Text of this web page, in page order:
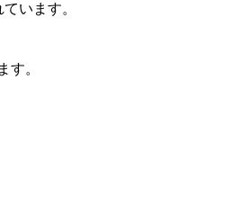
います。
す。